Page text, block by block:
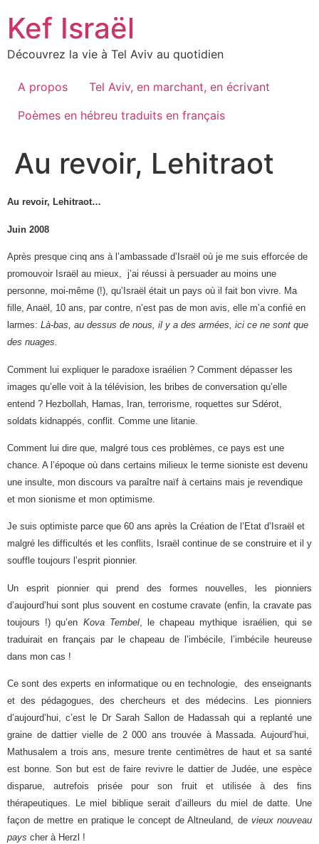
content
Kef Israël
Découvrez la vie à Tel Aviv au quotidien
A propos
Tel Aviv, en marchant, en écrivant
Poèmes en hébreu traduits en français
Au revoir, Lehitraot
Au revoir, Lehitraot…
Juin 2008
Après presque cinq ans à l’ambassade d’Israël où je me suis efforcée de
promouvoir Israël au mieux, j’ai réussi à persuader au moins une
personne, moi-même (!), qu’Israël était un pays où il fait bon vivre. Ma
fille, Anaël, 10 ans, par contre, n’est pas de mon avis, elle m’a confié en
larmes: Là-bas, au dessus de nous, il y a des armées, ici ce ne sont que
des nuages.
Comment lui expliquer le paradoxe israélien ? Comment dépasser les
images qu’elle voit à la télévision, les bribes de conversation qu’elle
entend ? Hezbollah, Hamas, Iran, terrorisme, roquettes sur Sdérot,
soldats kidnappés, conflit. Comme une litanie.
Comment lui dire que, malgré tous ces problèmes, ce pays est une
chance. A l’époque où dans certains milieux le terme sioniste est devenu
une insulte, mon discours va paraître naïf à certains mais je revendique
et mon sionisme et mon optimisme.
Je suis optimiste parce que 60 ans après la Création de l’Etat d’Israël et
malgré les difficultés et les conflits, Israël continue de se construire et il y
souffle toujours l’esprit pionnier.
Un esprit pionnier qui prend des formes nouvelles, les pionniers
d’aujourd’hui sont plus souvent en costume cravate (enfin, la cravate pas
toujours !) qu’en Kova Tembel, le chapeau mythique israélien, qui se
traduirait en français par le chapeau de l’imbécile, l’imbécile heureuse
dans mon cas !
Ce sont des experts en informatique ou en technologie, des enseignants
et des pédagogues, des chercheurs et des médecins. Les pionniers
d’aujourd’hui, c’est le Dr Sarah Sallonde Hadassah qui a replanté une
graine de dattier vielle de 2 000 ans trouvée à Massada. Aujourd’hui,
Mathusalem a trois ans, mesure trente centimètres de haut et sa santé
est bonne. Son but est de faire revivre le dattier de Judée, une espèce
disparue, autrefois prisée pour son fruit et utilisée à des fins
thérapeutiques. Le miel biblique serait d’ailleurs du miel de datte. Une
façon de mettre en pratique le concept de Altneuland, de vieux nouveau
pays cher à Herzl !